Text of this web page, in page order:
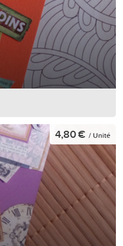
4,80 € / Unité